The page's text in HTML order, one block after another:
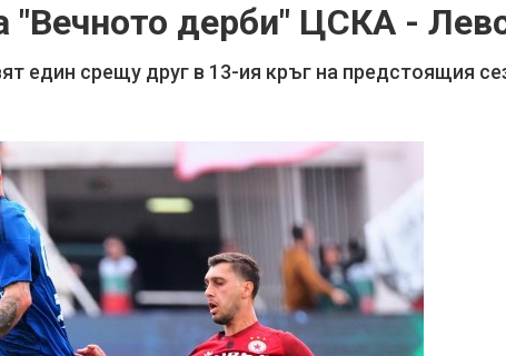
"Вечното дерби" ЦСКА -
един срещу друг в 13-ия кръг на предстоящия